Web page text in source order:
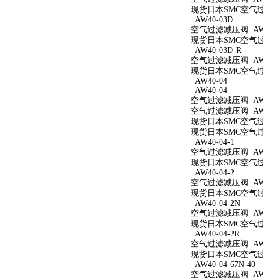
现货日本SMC空气
AW40-03D
空气过滤减压阀
现货日本SMC空气
AW40-03D-R
空气过滤减压阀
现货日本SMC空气
AW40-04
AW40-04
空气过滤减压阀
空气过滤减压阀
现货日本SMC空气
现货日本SMC空气
AW40-04-1
空气过滤减压阀
现货日本SMC空气
AW40-04-2
空气过滤减压阀
现货日本SMC空气
AW40-04-2N
空气过滤减压阀
现货日本SMC空气
AW40-04-2R
空气过滤减压阀
现货日本SMC空气
AW40-04-67N-40
空气过滤减压阀